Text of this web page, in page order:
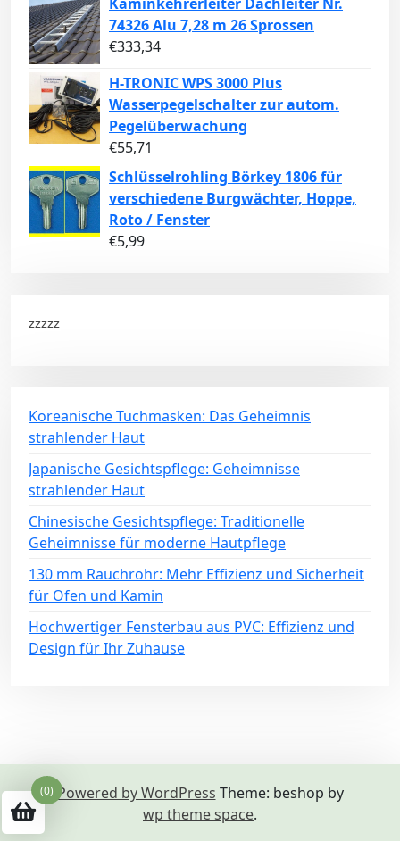
74326 Alu 7,28 m 26 Sprossen
€333,34
H-TRONIC WPS 3000 Plus
Wasserpegelschalter zur autom.
Pegelüberwachung
€55,71
Schlüsselrohling Börkey 1806 für
verschiedene Burgwächter, Hoppe,
Roto / Fenster
€5,99
zzzzz
Koreanische Tuchmasken: Das Geheimnis
strahlender Haut
Japanische Gesichtspflege: Geheimnisse
strahlender Haut
Chinesische Gesichtspflege: Traditionelle
Geheimnisse für moderne Hautpflege
130 mm Rauchrohr: Mehr Effizienz und Sicherheit
für Ofen und Kamin
Hochwertiger Fensterbau aus PVC: Effizienz und
Design für Ihr Zuhause
Powered by WordPress Theme: beshop by
wp theme space.
(0)